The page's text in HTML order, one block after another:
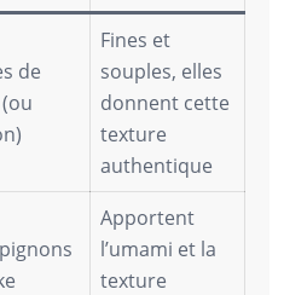
de
Fines et
souples, elles
donnent cette
texture
authentique
Apportent
l’umami et la
texture